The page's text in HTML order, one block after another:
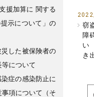
援加算に 関する
示について」の
した被保険者の
について
症の感染防止に
項について（そ
窃
障
い
き